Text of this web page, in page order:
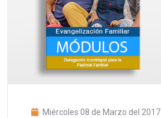
Miércoles 08 de Marzo del 2017